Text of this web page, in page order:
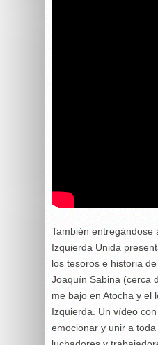
También entregándose
Izquierda Unida
los tesoros e historia
Joaquín Sabina (cerca
me bajo en Atocha y el
Izquierda. Un vídeo
emocionar y unir a